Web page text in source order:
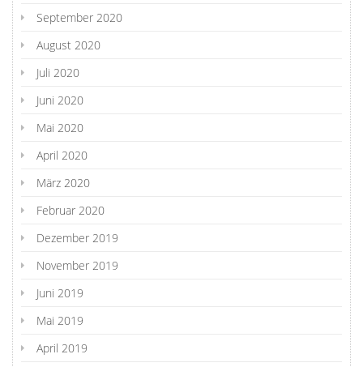
September 2020
August 2020
Juli 2020
Juni 2020
Mai 2020
April 2020
März 2020
Februar 2020
Dezember 2019
November 2019
Juni 2019
Mai 2019
April 2019